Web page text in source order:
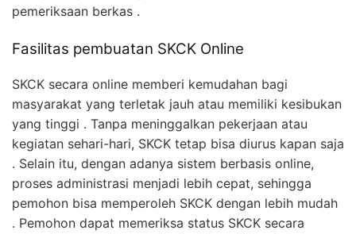
pemeriksaan berkas .
Fasilitas pembuatan SKCK Online
SKCK secara online memberi kemudahan bagi
masyarakat yang terletak jauh atau memiliki kesibukan
yang tinggi . Tanpa meninggalkan pekerjaan atau
kegiatan sehari-hari, SKCK tetap bisa diurus kapan saja
. Selain itu, dengan adanya sistem berbasis online,
proses administrasi menjadi lebih cepat, sehingga
pemohon bisa memperoleh SKCK dengan lebih mudah
. Pemohon dapat memeriksa status SKCK secara